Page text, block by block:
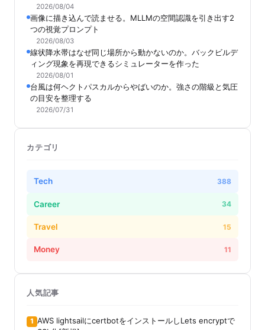
2026/08/04
画像に描き込んで読ませる。MLLMの空間認識を引き出す2
つの視覚プロンプト
2026/08/03
線状降水帯はなぜ同じ場所から動かないのか。バックビルデ
ィング現象を再現できるシミュレーターを作った
2026/08/01
台風は何ヘクトパスカルからやばいのか。強さの階級と気圧
の目安を整理する
2026/07/31
カテゴリ
Tech 388
Career 34
Travel 15
Money 11
人気記事
1 AWS lightsailにcertbotをインストールしLets encryptで